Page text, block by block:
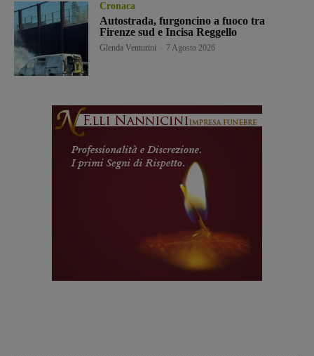
Cronaca
Autostrada, furgoncino a fuoco tra
Firenze sud e Incisa Reggello
Glenda Venturini 7 Agosto 2026